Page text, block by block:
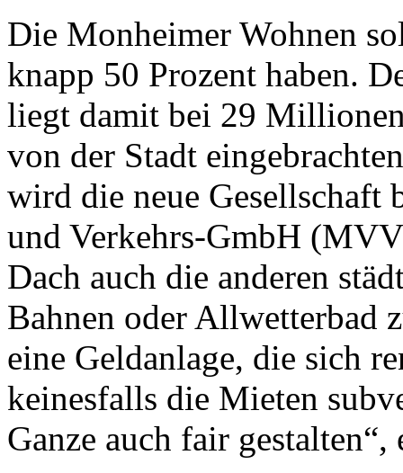
Die Monheimer Wohnen
knapp 50 Prozent haben.
liegt damit bei 29
von der Stadt
wird die neue Gesellschaft
und Verkehrs-GmbH
Dach auch die anderen
Bahnen oder Allwetterbad
eine Geldanlage, die sich
keinesfalls die Mieten
Ganze auch fair